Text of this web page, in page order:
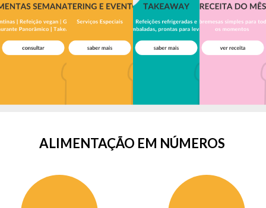
ALIMENTAÇÃO EM NÚMEROS